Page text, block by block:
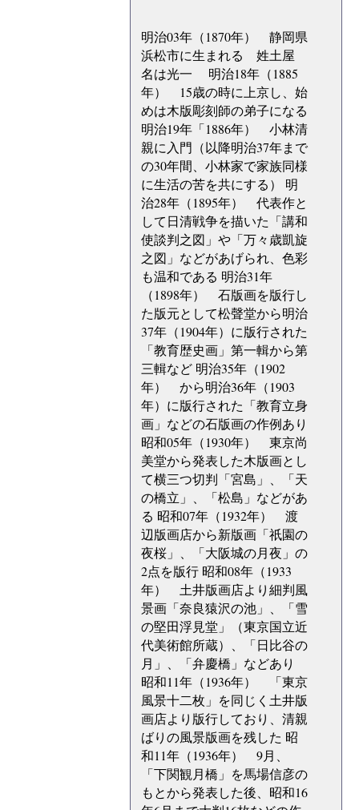
明治03年（1870年） 静岡県
浜松市に生まれる 姓土屋
名は光一 明治18年（1885
年） 15歳の時に上京し、始
めは木版彫刻師の弟子になる
明治19年「1886年） 小林清
親に入門（以降明治37年まで
の30年間、小林家で家族同様
に生活の苦を共にする） 明
治28年（1895年） 代表作と
して日清戦争を描いた「講和
使談判之図」や「万々歳凱旋
之図」などがあげられ、色彩
も温和である 明治31年
（1898年） 石版画を版行し
た版元として松聲堂から明治
37年（1904年）に版行された
「教育歴史画」第一輯から第
三輯など 明治35年（1902
年） から明治36年（1903
年）に版行された「教育立身
画」などの石版画の作例あり
昭和05年（1930年） 東京尚
美堂から発表した木版画とし
て横三つ切判「宮島」、「天
の橋立」、「松島」などがあ
る 昭和07年（1932年） 渡
辺版画店から新版画「祇園の
夜桜」、「大阪城の月夜」の
2点を版行 昭和08年（1933
年） 土井版画店より細判風
景画「奈良猿沢の池」、「雪
の堅田浮見堂」（東京国立近
代美術館所蔵）、「日比谷の
月」、「弁慶橋」などあり
昭和11年（1936年） 「東京
風景十二枚」を同じく土井版
画店より版行しており、清親
ばりの風景版画を残した 昭
和11年（1936年） 9月、
「下関観月橋」を馬場信彦の
もとから発表した後、昭和16